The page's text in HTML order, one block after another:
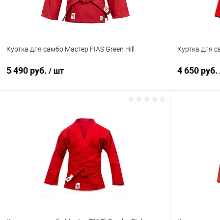
58 р-р 26 р-р
Куртка для самбо Мастер FIAS Green Hill
5 490 руб. / шт
Купить в 1 клик Сравнение
Под заказ
Куртка для
4 650 руб.
Купить в
В